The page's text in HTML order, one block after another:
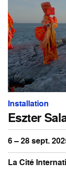
Installation
Eszter
6 – 28 sept.
La Cité